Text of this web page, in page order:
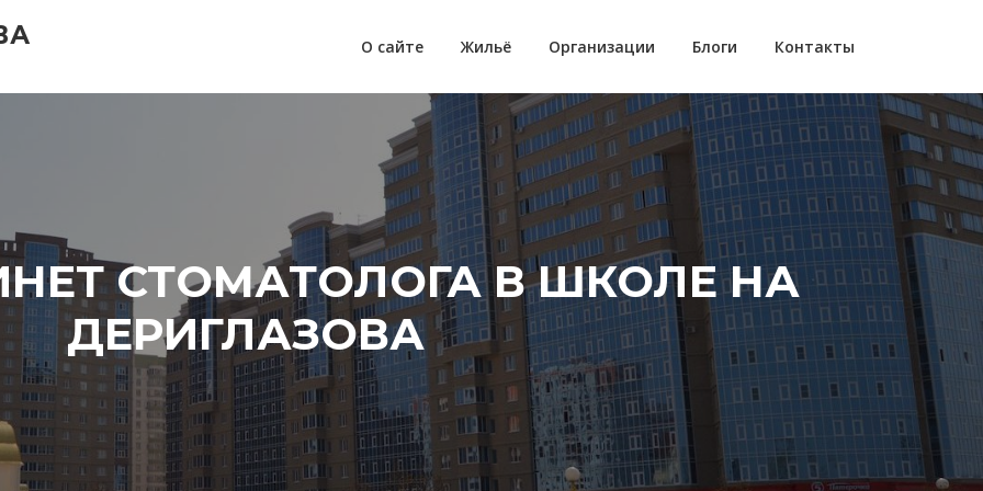
О сайте Жильё Организации Блоги Контакты
СТОМАТОЛОГА В ШКОЛЕ НА
ДЕРИГЛАЗОВА